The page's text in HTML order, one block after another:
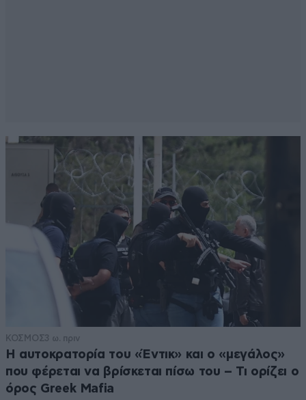
ΚΟΣΜΟΣ3 ω. πριν
Η αυτοκρατορία του «Έντικ» και ο «μεγάλος»
που φέρεται να βρίσκεται πίσω του – Τι ορίζει ο
όρος Greek Mafia